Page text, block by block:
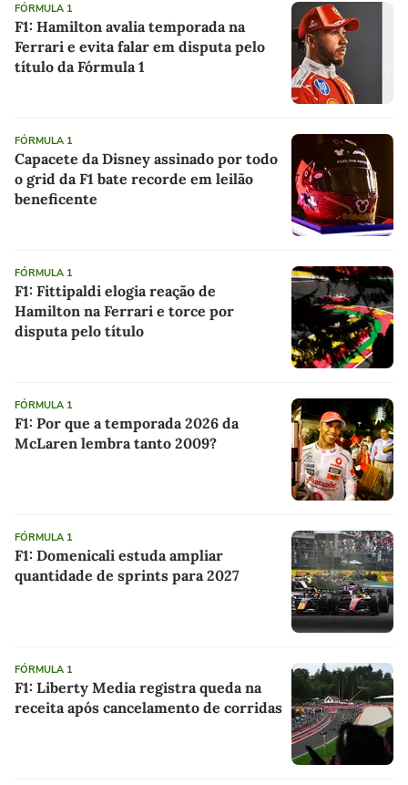
FÓRMULA 1
F1: Hamilton avalia temporada na
Ferrari e evita falar em disputa pelo
título da Fórmula 1
FÓRMULA 1
Capacete da Disney assinado por todo
o grid da F1 bate recorde em leilão
beneficente
FÓRMULA 1
F1: Fittipaldi elogia reação de
Hamilton na Ferrari e torce por
disputa pelo título
FÓRMULA 1
F1: Por que a temporada 2026 da
McLaren lembra tanto 2009?
FÓRMULA 1
F1: Domenicali estuda ampliar
quantidade de sprints para 2027
FÓRMULA 1
F1: Liberty Media registra queda na
receita após cancelamento de corridas